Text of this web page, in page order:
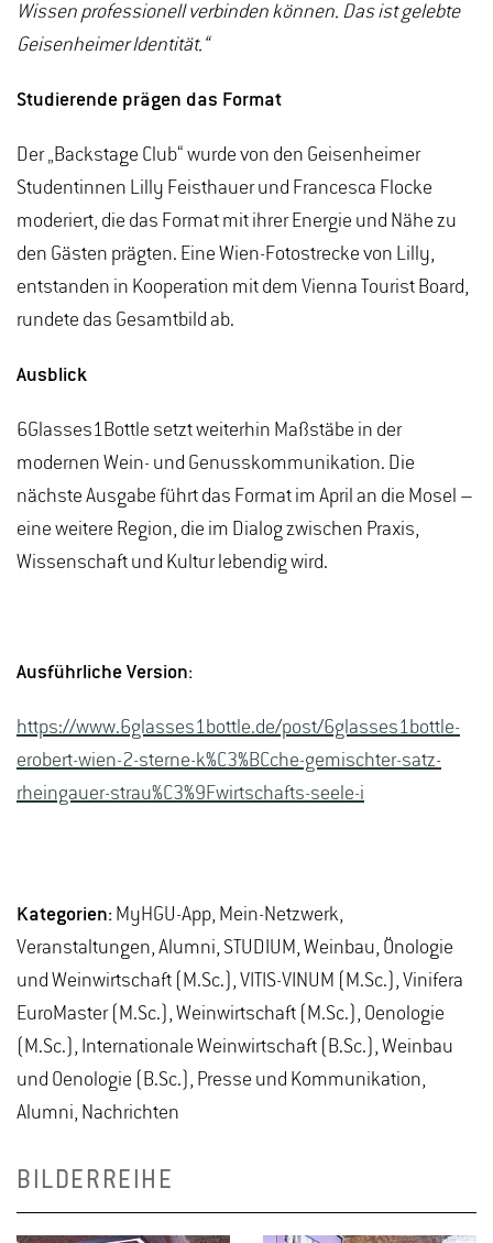
Wissen professionell verbinden können. Das ist gelebte
Geisenheimer Identität.“
Studierende prägen das Format
Der „Backstage Club“ wurde von den Geisenheimer
Studentinnen Lilly Feisthauer und Francesca Flocke
moderiert, die das Format mit ihrer Energie und Nähe zu
den Gästen prägten. Eine Wien-Fotostrecke von Lilly,
entstanden in Kooperation mit dem Vienna Tourist Board,
rundete das Gesamtbild ab.
Ausblick
6Glasses1Bottle setzt weiterhin Maßstäbe in der
modernen Wein- und Genusskommunikation. Die
nächste Ausgabe führt das Format im April an die Mosel –
eine weitere Region, die im Dialog zwischen Praxis,
Wissenschaft und Kultur lebendig wird.
Ausführliche Version:
https://www.6glasses1bottle.de/post/6glasses1bottle-
erobert-wien-2-sterne-k%C3%BCche-gemischter-satz-
rheingauer-strau%C3%9Fwirtschafts-seele-i
Kategorien: MyHGU-App, Mein-Netzwerk,
Veranstaltungen, Alumni, STUDIUM, Weinbau, Önologie
und Weinwirtschaft (M.Sc.), VITIS-VINUM (M.Sc.), Vinifera
EuroMaster (M.Sc.), Weinwirtschaft (M.Sc.), Oenologie
(M.Sc.), Internationale Weinwirtschaft (B.Sc.), Weinbau
und Oenologie (B.Sc.), Presse und Kommunikation,
Alumni, Nachrichten
BILDERREIHE